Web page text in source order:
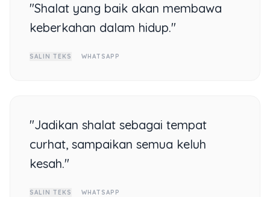
"Shalat yang baik akan membawa
keberkahan dalam hidup."
SALIN TEKS WHATSAPP
"Jadikan shalat sebagai tempat
curhat, sampaikan semua keluh
kesah."
SALIN TEKS WHATSAPP